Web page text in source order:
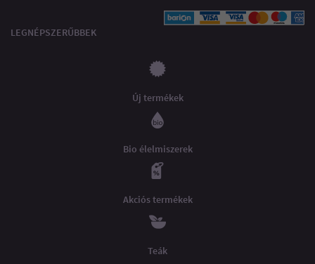
LEGNÉPSZERŰBBEK
Új termékek
Bio élelmiszerek
Akciós termékek
Teák